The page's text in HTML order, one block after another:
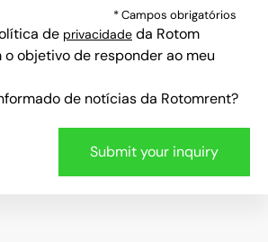
* Campos obrigatórios
de privacidade da Rotom
o objetivo de responder ao meu
de notícias da Rotomrent?